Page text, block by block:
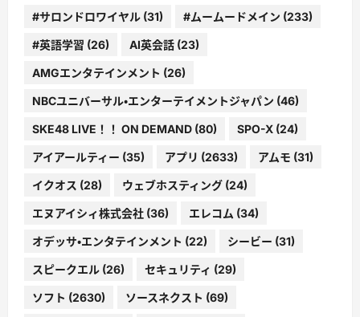
#サロンドロワイヤル (31) #ムームードメイン (233)
#英語学習 (26) AI英会話 (23)
AMGエンタテインメント (26)
NBCユニバーサル・エンターテイメントジャパン (46)
SKE48 LIVE！！ ON DEMAND (80) SPO-X (24)
アイアールティー (35) アプリ (2633) アムモ (31)
イクオス (28) ウェブホスティング (24)
エヌアイシィ株式会社 (36) エレコム (34)
オデッサ・エンタテインメント (22) シービー (31)
スピークエル (26) セキュリティ (29)
ソフト (2630) ソースネクスト (69)